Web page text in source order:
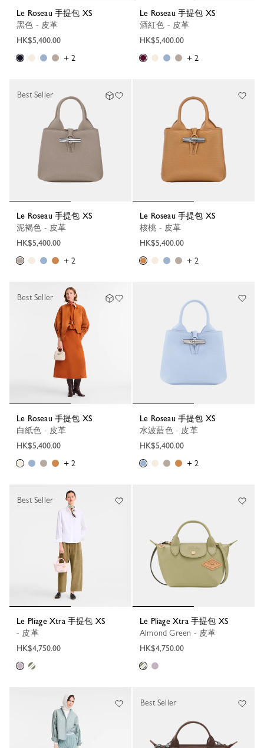
Le Roseau 手提包 XS
黑色 - 皮革
HK$5,400.00
+ 2
Le Roseau 手提包 XS
酒紅色 - 皮革
HK$5,400.00
+ 2
Le Roseau 手提包 XS
泥褐色 - 皮革
HK$5,400.00
+ 2
Best Seller
Le Roseau 手提包 XS
核桃 - 皮革
HK$5,400.00
+ 2
Le Roseau 手提包 XS
白紙色 - 皮革
HK$5,400.00
+ 2
Best Seller
Le Roseau 手提包 XS
水波藍色 - 皮革
HK$5,400.00
+ 2
Le Pliage Xtra 手提包 XS
- 皮革
HK$4,750.00
Best Seller
Le Pliage Xtra 手提包 XS
Almond Green - 皮革
HK$4,750.00
Best Seller